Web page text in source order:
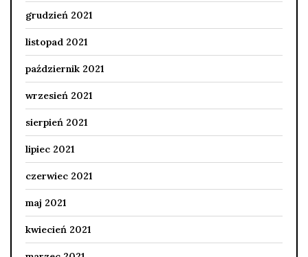
grudzień 2021
listopad 2021
październik 2021
wrzesień 2021
sierpień 2021
lipiec 2021
czerwiec 2021
maj 2021
kwiecień 2021